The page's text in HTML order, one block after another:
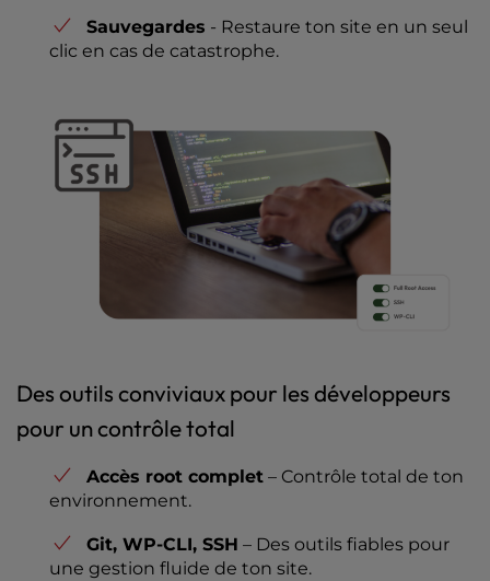
Sauvegardes - Restaure ton site en un seul
clic en cas de catastrophe.
Des outils conviviaux pour les développeurs
pour un contrôle total
Accès root complet – Contrôle total de ton
environnement.
Git, WP-CLI, SSH – Des outils fiables pour
une gestion fluide de ton site.